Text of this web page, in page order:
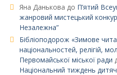
Яна Данькова до П’ятий
жанровий мистецький
Незалежна”
Бібліоподорож «Зимове
національностей, релігій,
Первомайської міської ради
Національний тиждень